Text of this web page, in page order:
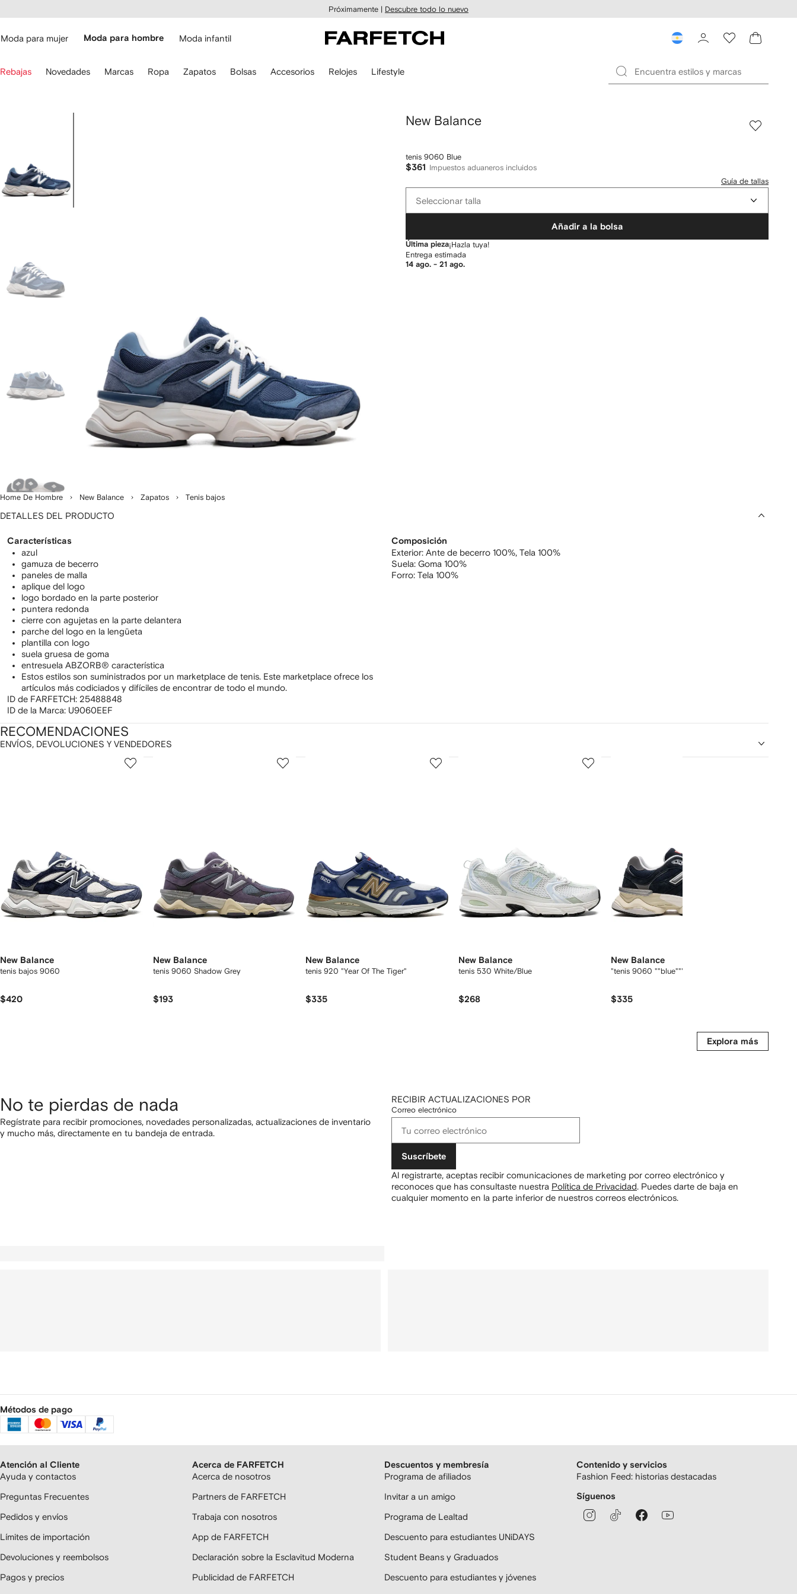
Próximamente | Descubre todo lo nuevo
Moda para mujer Moda para hombre Moda infantil
Rebajas Novedades Marcas Ropa Zapatos Bolsas Accesorios Relojes Lifestyle
Home De Hombre New Balance Zapatos Tenis bajos
New Balance
tenis 9060 Blue
$361
Impuestos aduaneros incluidos
Guía de tallas
tallaSeleccionar talla
Añadir a la bolsa
Última pieza¡Hazla tuya!
Entrega estimada
14 ago. - 21 ago.
DETALLES DEL PRODUCTO
Características
azul
gamuza de becerro
paneles de malla
aplique del logo
logo bordado en la parte posterior
puntera redonda
cierre con agujetas en la parte delantera
parche del logo en la lengüeta
plantilla con logo
suela gruesa de goma
entresuela ABZORB® característica
Estos estilos son suministrados por un marketplace de tenis. Este marketplace ofrece los
artículos más codiciados y difíciles de encontrar de todo el mundo.
ID de FARFETCH: 25488848
ID de la Marca: U9060EEF
Composición
Exterior: Ante de becerro 100%, Tela 100%
Suela: Goma 100%
Forro: Tela 100%
ENVÍOS, DEVOLUCIONES Y VENDEDORES
RECOMENDACIONES
New Balance
tenis bajos 9060
$420
2
New Balance
tenis 9060 Shadow Grey
$193
3
New Balance
tenis 920 "Year Of The Tiger"
$335
4
New Balance
tenis 530 White/Blue
$268
5
New Balance
"tenis 9060 ""blue"""
$335
6
Explora más
No te pierdas de nada
Regístrate para recibir promociones, novedades personalizadas, actualizaciones de inventario
y mucho más, directamente en tu bandeja de entrada.
RECIBIR ACTUALIZACIONES POR
Correo electrónico
Suscríbete
Al registrarte, aceptas recibir comunicaciones de marketing por correo electrónico y
reconoces que has consultaste nuestra Política de Privacidad. Puedes darte de baja en
cualquier momento en la parte inferior de nuestros correos electrónicos.
Métodos de pago
Atención al Cliente
Ayuda y contactos
Preguntas Frecuentes
Pedidos y envíos
Límites de importación
Devoluciones y reembolsos
Pagos y precios
Acerca de FARFETCH
Acerca de nosotros
Partners de FARFETCH
Trabaja con nosotros
App de FARFETCH
Declaración sobre la Esclavitud Moderna
Publicidad de FARFETCH
Descuentos y membresía
Programa de afiliados
Invitar a un amigo
Programa de Lealtad
Descuento para estudiantes UNiDAYS
Student Beans y Graduados
Descuento para estudiantes y jóvenes
Contenido y servicios
Fashion Feed: historias destacadas
Síguenos